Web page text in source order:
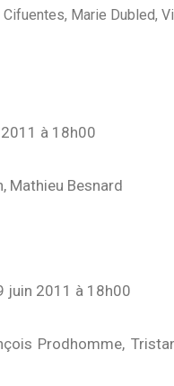
Marie Dubled,
à 18h00
Mathieu Besnard
juin 2011 à 18h00
Prodhomme,